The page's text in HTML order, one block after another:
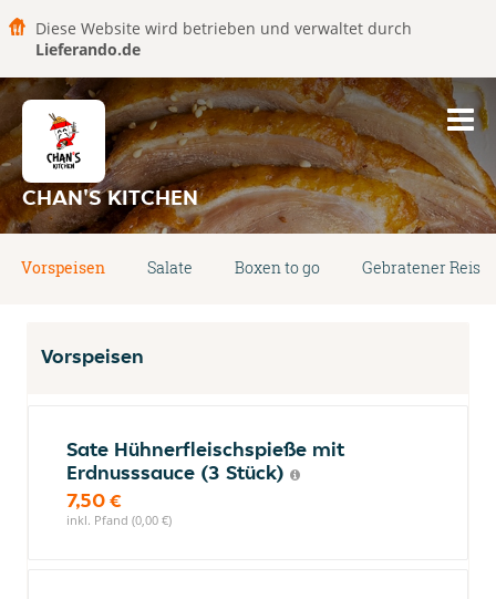
Diese Website wird betrieben und verwaltet durch
Lieferando.de
CHAN'S KITCHEN
Vorspeisen Salate Boxen to go Gebratener Reis
Vorspeisen
Sate Hühnerfleischspieße mit
Erdnusssauce (3 Stück)
7,50 €
inkl. Pfand (0,00 €)